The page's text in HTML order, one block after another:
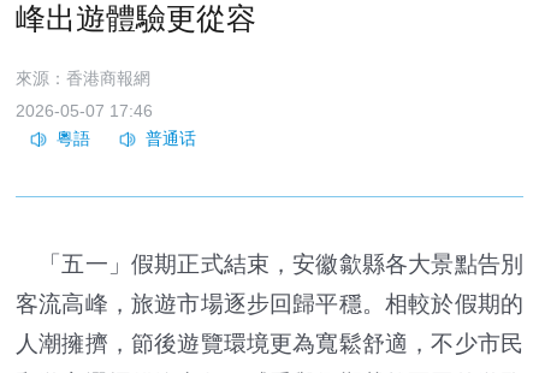
峰出遊體驗更從容
來源：香港商報網
2026-05-07 17:46
「五一」假期正式結束，安徽歙縣各大景點告別
客流高峰，旅遊市場逐步回歸平穩。相較於假期的
人潮擁擠，節後遊覽環境更為寬鬆舒適，不少市民